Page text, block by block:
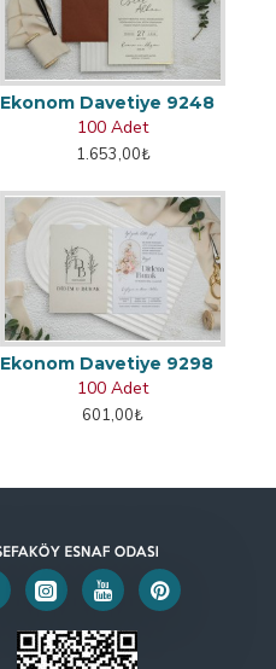
Ekonom Davetiye 9248
100 Adet
1.653,00₺
Ekonom Davetiye 9298
100 Adet
601,00₺